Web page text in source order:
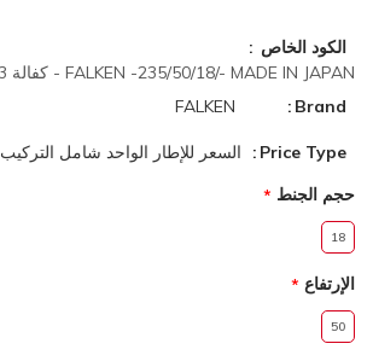
الكود الخاص
FALKEN -235/50/18/- MADE IN JAPAN - كفالة 3 سنوات
Brand
FALKEN
Price Type
السعر للإطار الواحد شامل التركيب
حجم الجنط
18
الإرتفاع
50